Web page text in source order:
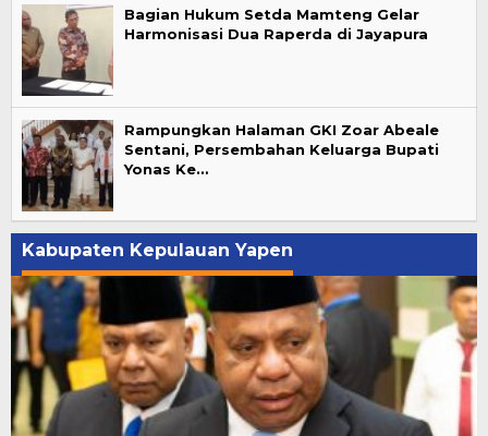
Bagian Hukum Setda Mamteng Gelar
Harmonisasi Dua Raperda di Jayapura
Rampungkan Halaman GKI Zoar Abeale
Sentani, Persembahan Keluarga Bupati
Yonas Ke…
Kabupaten Kepulauan Yapen